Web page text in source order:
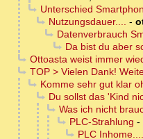
Unterschied
Nutzungsdauer.... -
Datenverbrauch
Da bist du aber
Ottoasta weist immer
TOP > Vielen Dank!
Komme sehr gut klar
Du sollst das 'Kind
Was ich nicht
PLC-Strahlung -
PLC